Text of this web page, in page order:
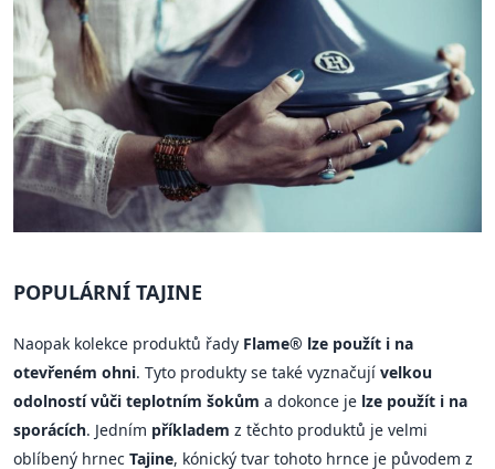
POPULÁRNÍ TAJINE
Naopak kolekce produktů řady Flame® lze použít i na
otevřeném ohni. Tyto produkty se také vyznačují velkou
odolností vůči teplotním šokům a dokonce je lze použít i na
sporácích. Jedním příkladem z těchto produktů je velmi
oblíbený hrnec Tajine, kónický tvar tohoto hrnce je původem z